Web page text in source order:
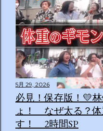
5月 29, 2026
必見！保存版！💛
ょ！ なぜ太る？体
す！ 2時間SP